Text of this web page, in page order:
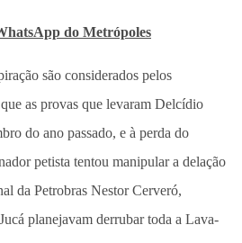
do Metrópoles
são considerados pelos
as provas que levaram Delcídio
do ano passado, e à perda do
petista tentou manipular a delação
da Petrobras Nestor Cerveró,
planejavam derrubar toda a Lava-